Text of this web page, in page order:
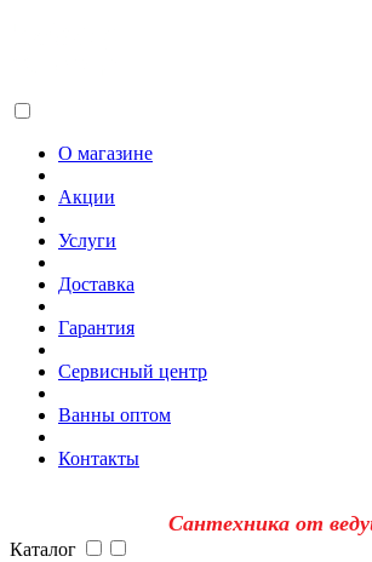
О магазине
Акции
Услуги
Доставка
Гарантия
Сервисный центр
Ванны оптом
Контакты
Сантехника от
Каталог